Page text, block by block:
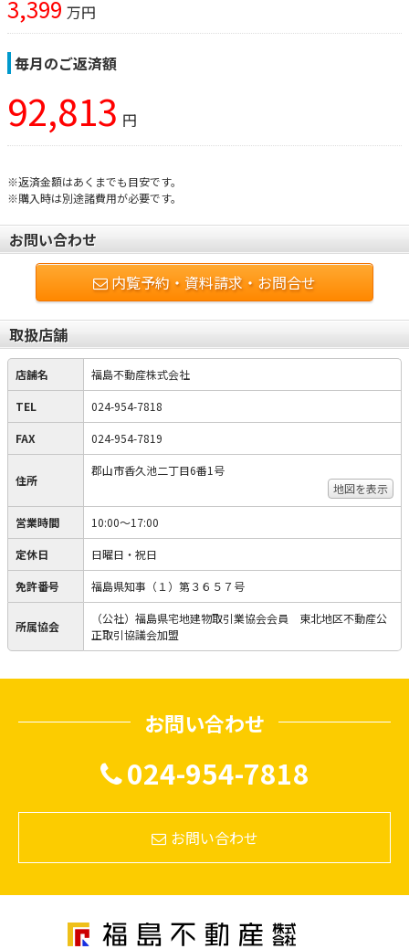
3,399 万円
毎月のご返済額
92,813 円
※返済金額はあくまでも目安です。
※購入時は別途諸費用が必要です。
お問い合わせ
内覧予約・資料請求・お問合せ
取扱店舗
店舗名 福島不動産株式会社
TEL 024-954-7818
FAX 024-954-7819
住所
郡山市香久池二丁目6番1号
地図を表示
営業時間 10:00〜17:00
定休日 日曜日・祝日
免許番号 福島県知事（１）第３６５７号
所属協会
（公社）福島県宅地建物取引業協会会員 東北地区不動産公
正取引協議会加盟
お問い合わせ
024-954-7818
お問い合わせ